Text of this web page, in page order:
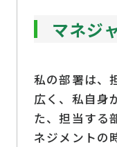
マネジ
私の部署は、
広く、私自身
た、担当する
ネジメントの